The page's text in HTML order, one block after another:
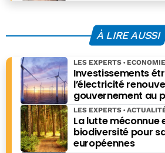
À LIRE AUSSI
Investissements
l’électricité
gouvernement au
LES EXPERTS ECONOMIE
La lutte méconnue
biodiversité pour
européennes
LES EXPERTS